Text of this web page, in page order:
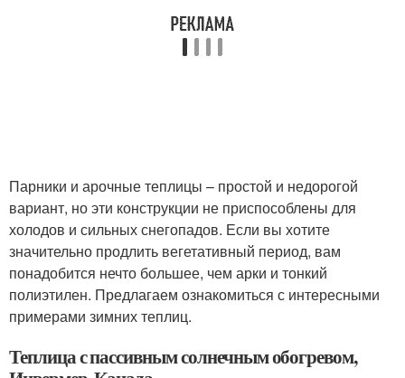
Парники и арочные теплицы – простой и недорогой
вариант, но эти конструкции не приспособлены для
холодов и сильных снегопадов. Если вы хотите
значительно продлить вегетативный период, вам
понадобится нечто большее, чем арки и тонкий
полиэтилен. Предлагаем ознакомиться с интересными
примерами зимних теплиц.
Теплица с пассивным солнечным обогревом,